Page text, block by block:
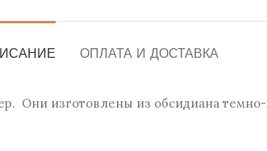
ОПЛАТА И ДОСТАВКА
Они изготовлены из обсидиана